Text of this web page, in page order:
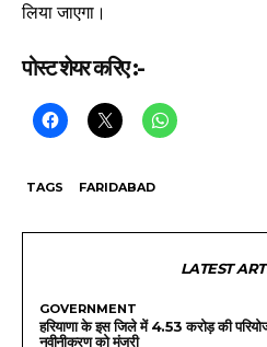
लिया जाएगा।
पोस्ट शेयर करिए :-
TAGS FARIDABAD
LATEST
GOVERNMENT
हरियाणा के इस जिले में 4.53 करोड़ की
नवीनीकरण को मंजूरी